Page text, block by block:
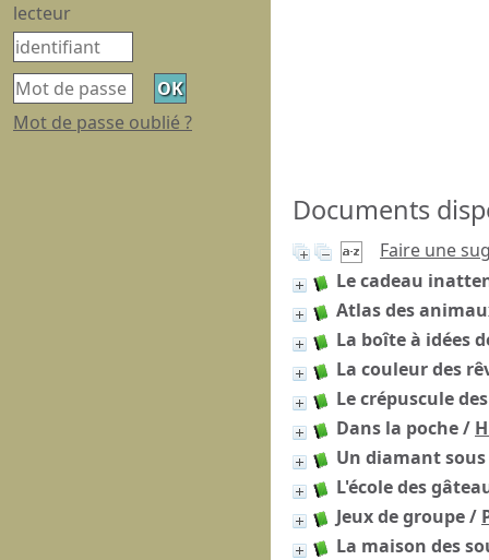
Documents
Faire une
Le cadeau
Atlas des
La boîte à idées
La couleur des
Le crépuscule
Dans la poche/
Un diamant
L'école des
Jeux de groupe/
La maison des
lecteur
Mot de passe oublié ?